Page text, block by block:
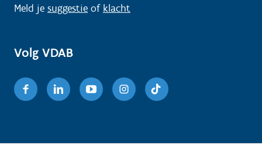
Meld je suggestie of klacht
Volg VDAB
FacebookLinkedinYoutubeInstagram